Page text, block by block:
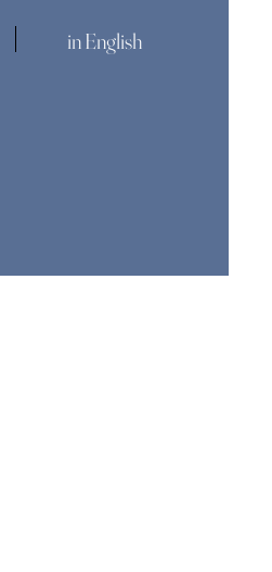
in English